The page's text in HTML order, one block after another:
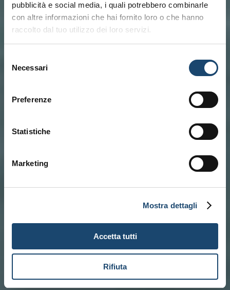
pubblicità e social media, i quali potrebbero combinarle
con altre informazioni che hai fornito loro o che hanno
raccolto dal tuo utilizzo dei loro servizi.
delNecessari
Preferenze
Statistiche
Marketing
Mostra dettagli
Accetta tutti
Rifiuta